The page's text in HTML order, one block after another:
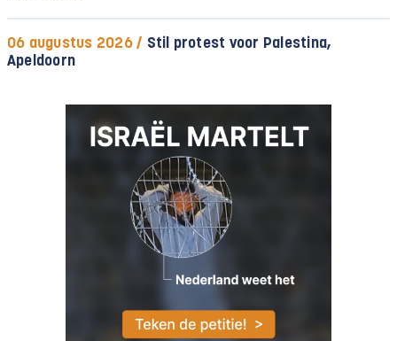
06 augustus 2026 / Stil protest voor Palestina,
Apeldoorn